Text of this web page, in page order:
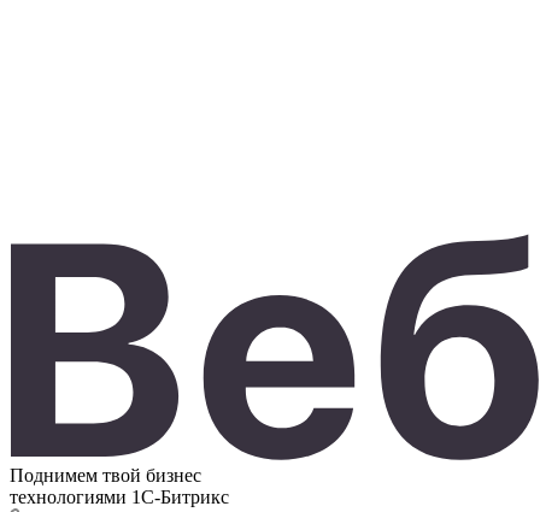
Поднимем твой бизнес
технологиями 1С-Битрикс